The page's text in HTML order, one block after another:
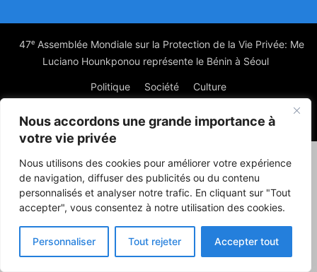
Nous accordons une grande importance à
votre vie privée
Nous utilisons des cookies pour améliorer votre expérience
de navigation, diffuser des publicités ou du contenu
personnalisés et analyser notre trafic. En cliquant sur "Tout
accepter", vous consentez à notre utilisation des cookies.
Personnaliser Tout rejeter Accepter tout
47ᵉ Assemblée Mondiale sur la Protection de la Vie Privée: Me
Luciano Hounkponou représente le Bénin à Séoul
Politique Société Culture
© Powered by digitXplus Francophone